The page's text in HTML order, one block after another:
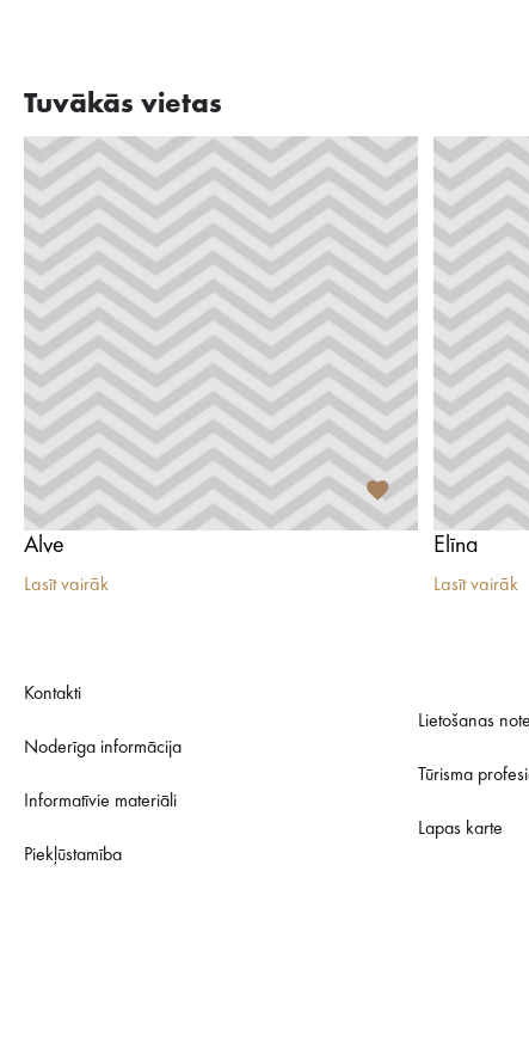
Tuvākās vietas
Alve
Lasīt vairāk
Elīna
Lasīt vairāk
Kontakti
Noderīga informācija
Informatīvie materiāli
Piekļūstamība
Lietošanas
Tūrisma
Lapas karte